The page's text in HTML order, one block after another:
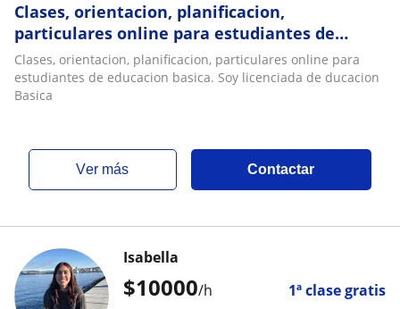
Clases, orientacion, planificacion,
particulares online para estudiantes de
educacion basica. Soy licenciada de ducacion
Basica
Clases, orientacion, planificacion, particulares online para
estudiantes de educacion basica. Soy licenciada de ducacion
Basica
ver más Contactar
$10000/h 1ª clase gratis
Isabella